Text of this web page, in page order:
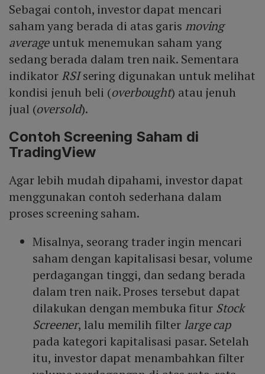
Sebagai contoh, investor dapat mencari
saham yang berada di atas garis moving
averageuntuk menemukan saham yang
sedang berada dalam tren naik. Sementara
indikator RSIsering digunakan untuk melihat
kondisi jenuh beli (overbought) atau jenuh
jual (oversold).
Contoh Screening Saham di
TradingView
Agar lebih mudah dipahami, investor dapat
menggunakan contoh sederhana dalam
proses screening saham.
Misalnya, seorang trader ingin mencari
saham dengan kapitalisasi besar, volume
perdagangan tinggi, dan sedang berada
dalam tren naik. Proses tersebut dapat
dilakukan dengan membuka fitur Stock
Screener, lalu memilih filter large cap
pada kategori kapitalisasi pasar. Setelah
itu, investor dapat menambahkan filter